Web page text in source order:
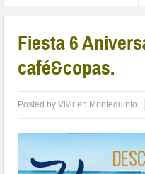
Fiesta 6
café&copas.
Posted byVivir en Montequinto